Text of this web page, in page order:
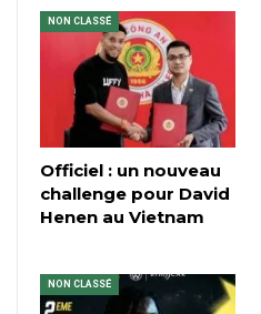
NON CLASSÉ
Officiel : un nouveau
challenge pour David
Henen au Vietnam
NON CLASSÉ